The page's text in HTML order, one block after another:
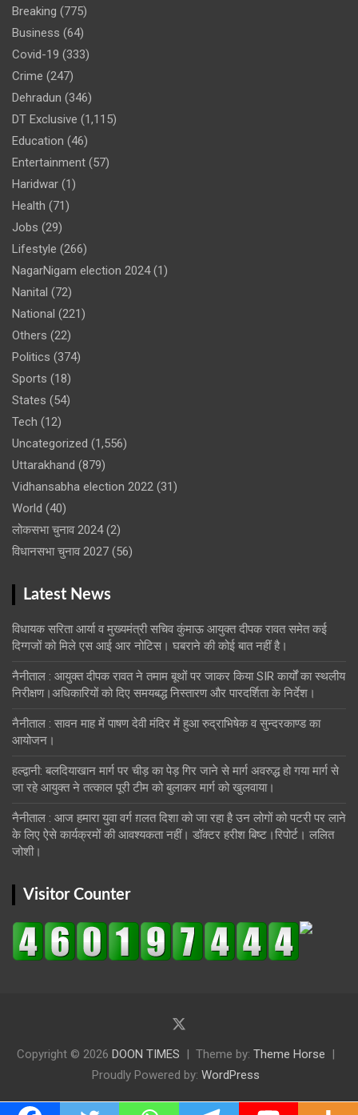
Breaking (775)
Business (64)
Covid-19 (333)
Crime (247)
Dehradun (346)
DT Exclusive (1,115)
Education (46)
Entertainment (57)
Haridwar (1)
Health (71)
Jobs (29)
Lifestyle (266)
NagarNigam election 2024(1)
Nanital (72)
National (221)
Others (22)
Politics (374)
Sports (18)
States (54)
Tech (12)
Uncategorized (1,556)
Uttarakhand (879)
Vidhansabha election 2022 (31)
World (40)
लोकसभा चुनाव 2024(2)
विधानसभा चुनाव 2027 (56)
Latest News
विधायक सरिता आर्या व मुख्यमंत्री सचिव कुंमाऊ आयुक्त दीपक रावत समेत कई
दिग्गजों को मिले एस आई आर नोटिस। घबराने की कोई बात नहीं है।
नैनीताल : आयुक्त दीपक रावत ने तमाम बूथों पर जाकर किया SIR कार्यों का स्थलीय
निरीक्षण।अधिकारियों को दिए समयबद्ध निस्तारण और पारदर्शिता के निर्देश।
नैनीताल : सावन माह में पाषण देवी मंदिर में हुआ रुद्राभिषेक व सुन्दरकाण्ड का
आयोजन।
हल्द्वानी: बलदियाखान मार्ग पर चीड़ का पेड़ गिर जाने से मार्ग अवरुद्ध हो गया मार्ग से
जा रहे आयुक्त ने तत्काल पूरी टीम को बुलाकर मार्ग को खुलवाया।
नैनीताल : आज हमारा युवा वर्ग ग़लत दिशा को जा रहा है उन लोगों को पटरी पर लाने
के लिए ऐसे कार्यक्रमों की आवश्यकता नहीं। डॉक्टर हरीश बिष्ट।रिपोर्ट। ललित
जोशी।
Visitor Counter
Copyright © 2026 DOON TIMES Theme by: Theme Horse
Proudly Powered by: WordPress